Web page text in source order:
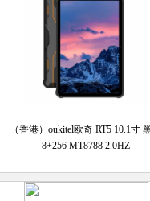
（香港）oukitel欧奇 RT5 10.1寸
8+256 MT8788 2.0HZ